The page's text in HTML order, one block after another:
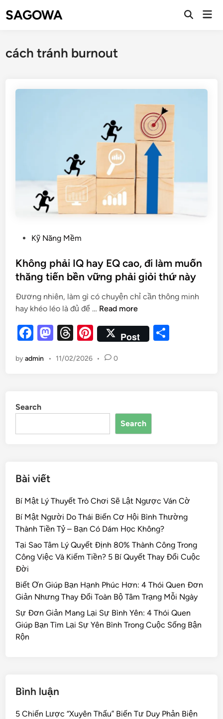
SAGOWA
cách tránh burnout
Kỹ Năng Mềm
Không phải IQ hay EQ cao, đi làm muốn
thăng tiến bền vững phải giỏi thứ này
Đương nhiên, làm gì có chuyện chỉ cần thông minh
hay khéo léo là đủ để … Read more
F
c
o
o
M
to
n
T
e
s
Pi
er
Post
byadmin • 11/02/2026 • 0
Search
Search
Bài viết
Bí Mật Lý Thuyết Trò Chơi Sẽ Lật Ngược Ván Cờ
Bí Mật Người Do Thái Biến Cơ Hội Bình Thường
Thành Tiền Tỷ – Bạn Có Dám Học Không?
Tại Sao Tâm Lý Quyết Định 80% Thành Công Trong
Công Việc Và Kiếm Tiền? 5 Bí Quyết Thay Đổi Cuộc
Đời
Biết Ơn Giúp Bạn Hạnh Phúc Hơn: 4 Thói Quen Đơn
Giản Nhưng Thay Đổi Toàn Bộ Tâm Trạng Mỗi Ngày
Sự Đơn Giản Mang Lại Sự Bình Yên: 4 Thói Quen
Giúp Bạn Tìm Lại Sự Yên Bình Trong Cuộc Sống Bận
Rộn
Bình luận
5 Chiến Lược “Xuyên Thấu” Biến Tư Duy Phản Biện